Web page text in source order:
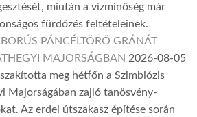
miután a vízminőség már
fürdőzés feltételeinek.
PÁNCÉLTÖRŐ GRÁNÁT
MAJORSÁGBAN 2026-08-05
meg hétfőn a Szimbiózis
Majorságában zajló tanösvény-
Az erdei útszakasz építése során